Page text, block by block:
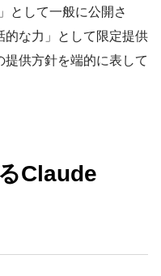
として一般に公開さ
的な力」として限定提供
供方針を端的に表して
Claude